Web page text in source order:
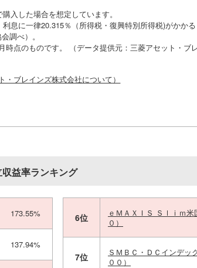
入した場合を想定しています。
息に一律20.315％（所得税・復興特別所得税)がかかる
調べ）。
点のものです。 （データ提供元：三菱アセット・ブ
・ブレインズ株式会社について）
益率ランキング
173.55%
137.94%
6位
ｅＭＡＸＩＳ Ｓｌｉｍ
０）
7位
ＳＭＢＣ・ＤＣインデッ
００）